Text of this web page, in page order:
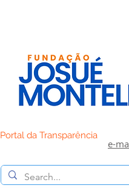
Portal da Transparência
e-